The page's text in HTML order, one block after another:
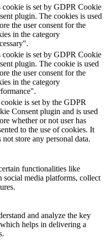
cookie is set by GDPR Cookie
plugin. The cookies is used
the user consent for the
in the category
cookie is set by GDPR Cookie
plugin. The cookie is used
the user consent for the
in the category
is set by the GDPR
Consent plugin and is used
whether or not user has
to the use of cookies. It
not store any personal data.
functionalities like
social media platforms, collect
and analyze the key
helps in delivering a